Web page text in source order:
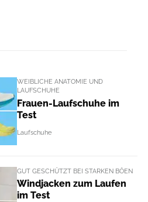
WEIBLICHE ANATOMIE UND
LAUFSCHUHE
Frauen-Laufschuhe im
Test
Laufschuhe
GUT GESCHÜTZT BEI STARKEN BÖEN
Windjacken zum Laufen
im Test